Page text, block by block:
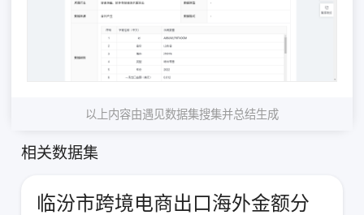
以上内容由遇见数据集搜集并总结生成
相关数据集
临汾市跨境电商出口海外金额分